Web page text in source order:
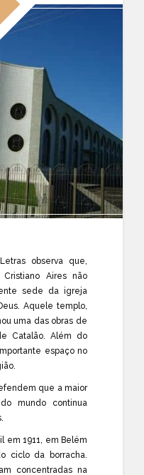
observa que,
Aires não
sede da igreja
Aquele templo,
uma das obras de
Catalão. Além do
espaço no
que a maior
mundo continua
em 1911, em Belém
ciclo da borracha.
concentradas na